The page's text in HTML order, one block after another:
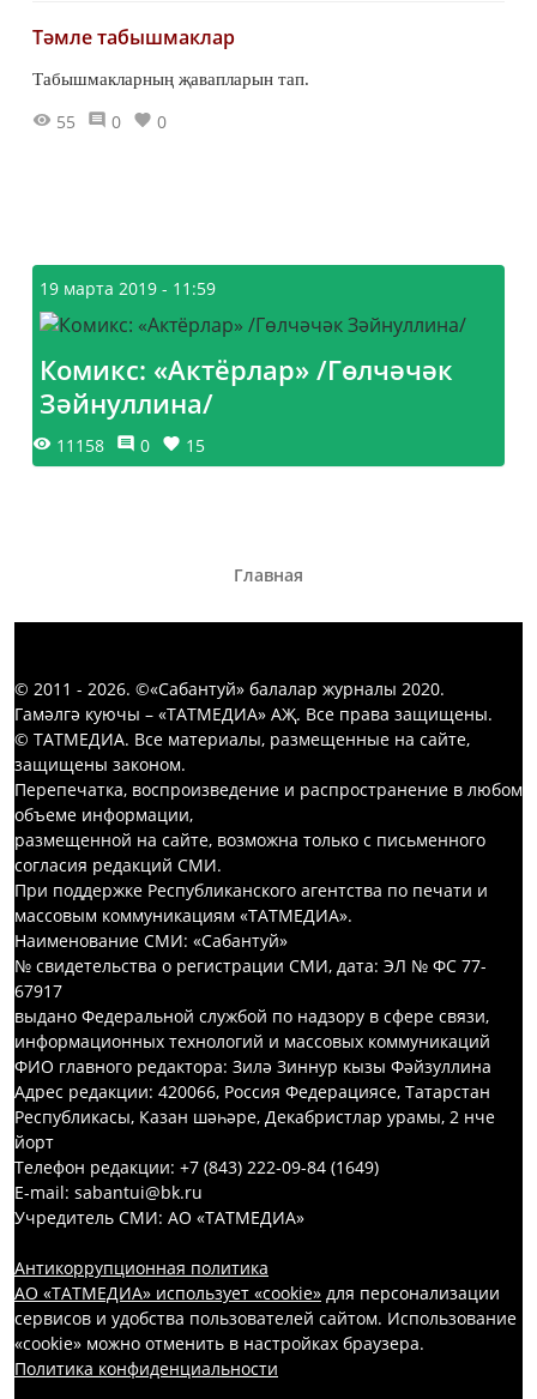
Тәмле табышмаклар
Табышмакларның җавапларын тап.
55 0 0
19 марта 2019 - 11:59
Комикс: «Актёрлар» /Гөлчәчәк
Зәйнуллина/
11158 0 15
Главная
© 2011 - 2026. ©«Сабантуй» балалар журналы 2020.
Гамәлгә куючы – «ТАТМЕДИА» АҖ. Все права защищены.
© ТАТМЕДИА. Все материалы, размещенные на сайте,
защищены законом.
Перепечатка, воспроизведение и распространение в любом
объеме информации,
размещенной на сайте, возможна только с письменного
согласия редакций СМИ.
При поддержке Республиканского агентства по печати и
массовым коммуникациям «ТАТМЕДИА».
Наименование СМИ: «Сабантуй»
№ свидетельства о регистрации СМИ, дата: ЭЛ № ФС 77-
67917
выдано Федеральной службой по надзору в сфере связи,
информационных технологий и массовых коммуникаций
ФИО главного редактора: Зилә Зиннур кызы Фәйзуллина
Адрес редакции: 420066, Россия Федерациясе, Татарстан
Республикасы, Казан шәһәре, Декабристлар урамы, 2 нче
йорт
Телефон редакции: +7 (843) 222-09-84 (1649)
E-mail: sabantui@bk.ru
Учредитель СМИ: АО «ТАТМЕДИА»
Антикоррупционная политика
АО «ТАТМЕДИА» использует «cookie» для персонализации
сервисов и удобства пользователей сайтом. Использование
«cookie» можно отменить в настройках браузера.
Политика конфиденциальности